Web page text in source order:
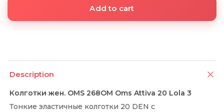
Add to cart
Description
Колготки жен. OMS 268OM Oms Attiva 20 Lola 3
Тонкие эластичные колготки 20 DEN с